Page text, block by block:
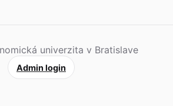
univerzita v Bratislave
Admin login